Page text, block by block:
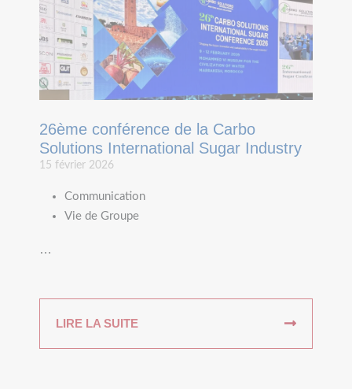
26ème conférence de la Carbo
Solutions International Sugar Industry
15 février 2026
Communication
Vie de Groupe
…
LIRE LA SUITE